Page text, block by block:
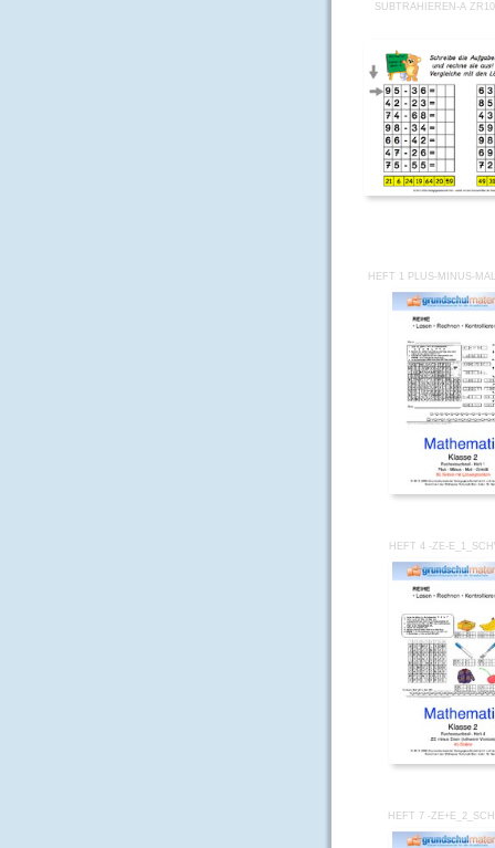
SUBTRAHIEREN-A
HEFT 1 PLUS-MINUS-
HEFT 4 -ZE-
HEFT 7 -